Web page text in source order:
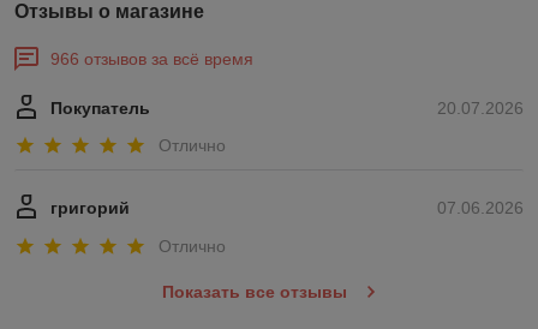
Отзывы о магазине
966 отзывов за всё время
20.07.2026
Покупатель
Отлично
07.06.2026
григорий
Отлично
Показать все отзывы